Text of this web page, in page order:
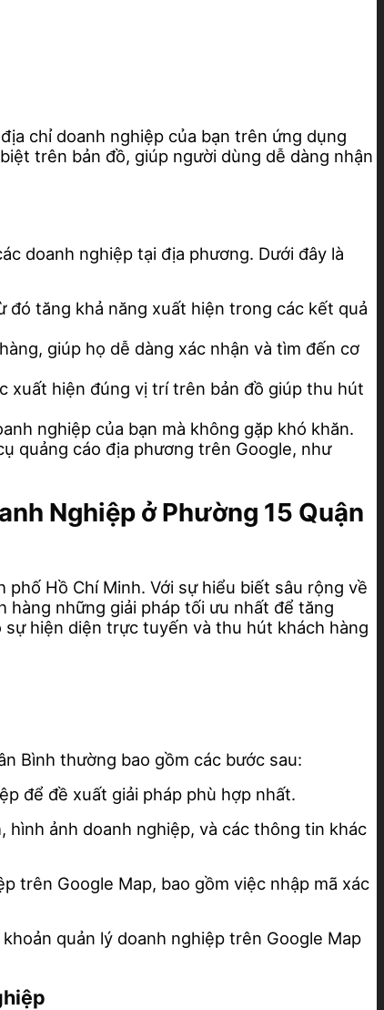
chỉ doanh nghiệp của bạn trên ứng dụng
trên bản đồ, giúp người dùng dễ dàng nhận
doanh nghiệp tại địa phương. Dưới đây là
đó tăng khả năng xuất hiện trong các kết quả
giúp họ dễ dàng xác nhận và tìm đến cơ
xuất hiện đúng vị trí trên bản đồ giúp thu hút
nghiệp của bạn mà không gặp khó khăn.
quảng cáo địa phương trên Google, như
Nghiệp ở Phường 15 Quận
phố Hồ Chí Minh. Với sự hiểu biết sâu rộng về
những giải pháp tối ưu nhất để tăng
hiện diện trực tuyến và thu hút khách hàng
Bình thường bao gồm các bước sau:
để đề xuất giải pháp phù hợp nhất.
hình ảnh doanh nghiệp, và các thông tin khác
trên Google Map, bao gồm việc nhập mã xác
quản lý doanh nghiệp trên Google Map